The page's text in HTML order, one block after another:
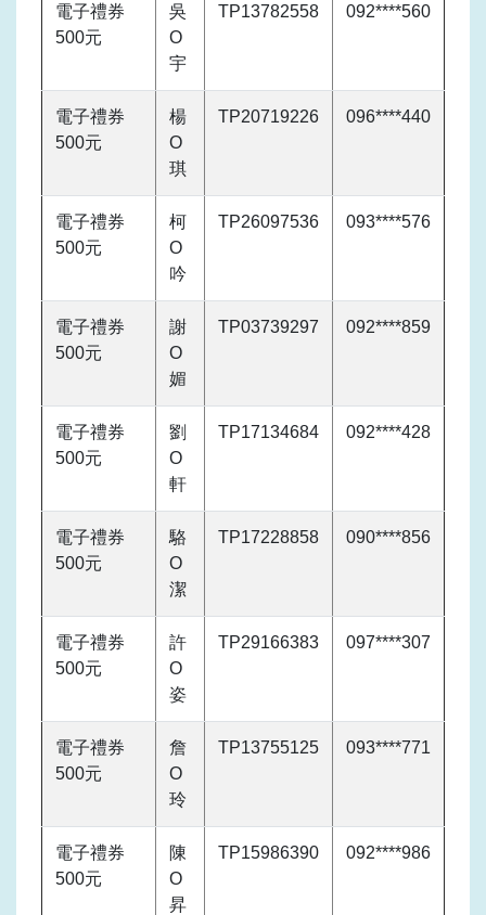
電子禮券
500元
吳
O
宇
TP13782558 092****560
電子禮券
500元
楊
O
琪
TP20719226 096****440
電子禮券
500元
柯
O
吟
TP26097536 093****576
電子禮券
500元
謝
O
媚
TP03739297 092****859
電子禮券
500元
劉
O
軒
TP17134684 092****428
電子禮券
500元
駱
O
潔
TP17228858 090****856
電子禮券
500元
許
O
姿
TP29166383 097****307
電子禮券
500元
詹
O
玲
TP13755125 093****771
電子禮券
500元
陳
O
昇
TP15986390 092****986